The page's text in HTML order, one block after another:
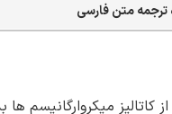
ترجمه متن فارسی